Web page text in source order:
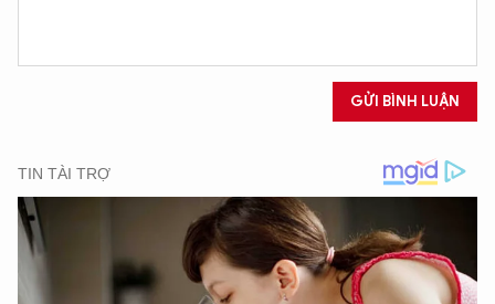
GỬI BÌNH LUẬN